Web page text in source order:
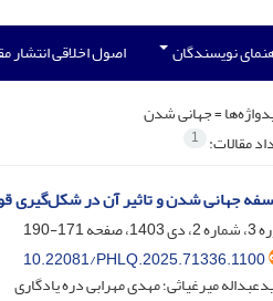
نویسندگان اصول اخلاقی انتشار
=جهانی شدن
مقالات: 1
جهانی شدن و تاثیر آن در شکل‌گیری
صفحه
171-190
10.22081/PHLQ.2025.71336.1100
میرغیاثی؛ مهدی مهرابی دره یادگاری